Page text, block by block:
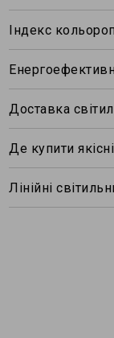
Індекс
Доставка
Де купити
Лінійні